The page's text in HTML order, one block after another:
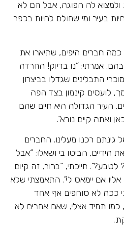
ולמצוא לה הפוגה, אבל הם לא
בעיר ומי שחולם לחיות בכפר
כמה חברים היפּים, שתיארו את
אמרתי: “נו בדיוק! החרדה
התבלינים שגדלו בביצרון
לועסים קינמון בצד הפה
העיר הגדולה היא חיים שהם
ואתה קיים נורא”.
גינתם רכנו מעלינו. החברים
הידיים, הביטו בי ושאלו: “אבל
חייכתי, “ברור, זה קיום
אם יימאס לי”. התאמצתי שלא
ככה לא סוחפים אף אחד
תמיד אצלי, שאם אחרים לא